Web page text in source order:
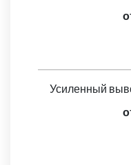
Усиленный